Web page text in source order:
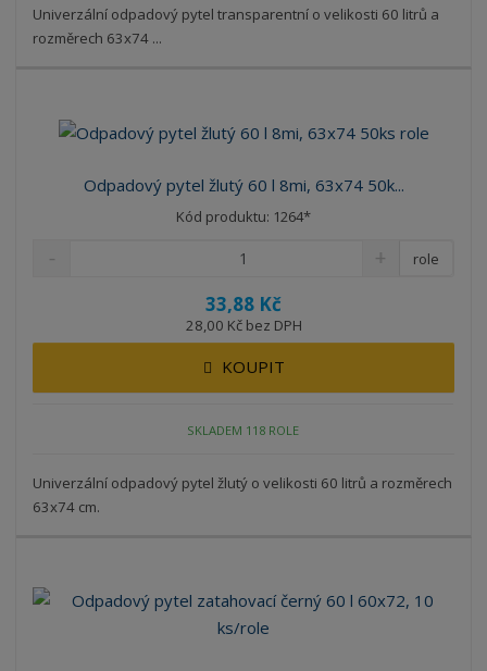
Univerzální odpadový pytel transparentní o velikosti 60 litrů a
rozměrech 63x74 ...
Odpadový pytel žlutý 60 l 8mi, 63x74 50k...
Kód produktu: 1264*
33,88 Kč
28,00 Kč bez DPH
role
KOUPIT
SKLADEM 118 ROLE
Univerzální odpadový pytel žlutý o velikosti 60 litrů a rozměrech
63x74 cm.